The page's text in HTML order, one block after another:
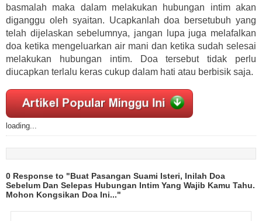
basmalah maka dalam melakukan hubungan intim akan
diganggu oleh syaitan. Ucapkanlah doa bersetubuh yang
telah dijelaskan sebelumnya, jangan lupa juga melafalkan
doa ketika mengeluarkan air mani dan ketika sudah selesai
melakukan hubungan intim. Doa tersebut tidak perlu
diucapkan terlalu keras cukup dalam hati atau berbisik saja.
loading...
0 Response to "Buat Pasangan Suami Isteri, Inilah Doa
Sebelum Dan Selepas Hubungan Intim Yang Wajib Kamu Tahu.
Mohon Kongsikan Doa Ini..."